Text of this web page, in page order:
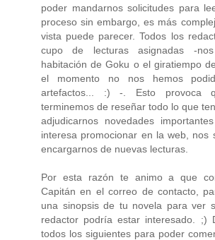
poder mandarnos solicitudes para
proceso sin embargo, es más
vista puede parecer. Todos los
cupo de lecturas asignadas -
habitación de Goku o el giratiempo
el momento no nos hemos
artefactos... :) -. Esto provoca
terminemos de reseñar todo lo que
adjudicarnos novedades
interesa promocionar en la web, nos
encargarnos de nuevas lecturas.
Por esta razón te animo a que
Capitán en el correo de contacto,
una sinopsis de tu novela para ver
redactor podría estar interesado. ;)
todos los siguientes para poder